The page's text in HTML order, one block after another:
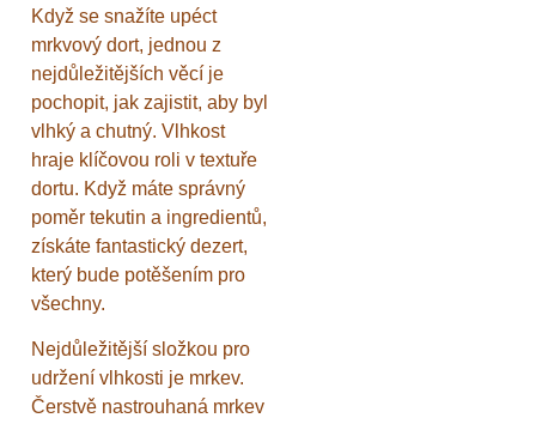
Když se snažíte upéct
mrkvový dort, jednou z
nejdůležitějších věcí je
pochopit, jak zajistit, aby byl
vlhký a chutný. Vlhkost
hraje klíčovou roli v textuře
dortu. Když máte správný
poměr tekutin a ingredientů,
získáte fantastický dezert,
který bude potěšením pro
všechny.
Nejdůležitější složkou pro
udržení vlhkosti je mrkev.
Čerstvě nastrouhaná mrkev